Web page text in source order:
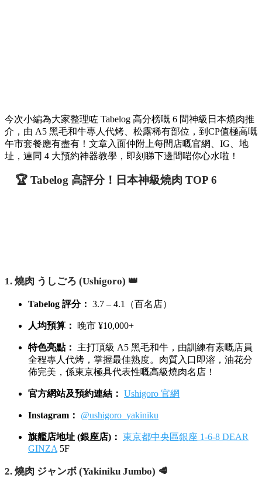
今次小編為大家整理咗 Tabelog 高分榜嘅 6 間神級日本燒肉推
介，由 A5 黑毛和牛專人代烤、松露稀有部位，到CP值極高嘅
午市套餐應有盡有！文章入面仲附上每間店嘅官網、IG、地
址，連同 4 大預約神器教學，即刻睇下邊間啱你心水啦！
🏆 Tabelog 高評分！日本神級燒肉 TOP 6
1. 燒肉 うしごろ (Ushigoro) 👑
Tabelog 評分： 3.7 – 4.1（百名店）
人均預算： 晚市 ¥10,000+
特色亮點：
主打頂級 A5 黑毛和牛，由訓練有素嘅店員
全程專人代烤，掌握最佳熟度。肉質入口即溶，油花分
佈完美，係東京極具代表性嘅高級燒肉名店！
官方網站及預約連結： Ushigoro 官網
Instagram： @ushigoro_yakiniku
旗艦店地址 (銀座店)： 東京都中央區銀座 1-6-8 DEAR
GINZA 5F
2. 燒肉 ジャンボ (Yakiniku Jumbo) 🥩